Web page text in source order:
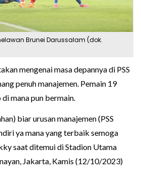
Brunei Darussalam (dok.
mengenai masa depannya di PSS
penuh manajemen. Pemain 19
mana pun bermain.
biar urusan manajemen (PSS
ya mana yang terbaik semoga
saat ditemui di Stadion Utama
Jakarta, Kamis (12/10/2023)